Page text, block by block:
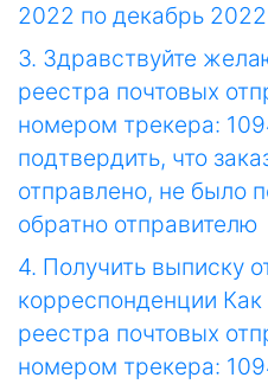
2022 по декабрь 2022
3. Здравствуйте
реестра почтовых
номером трекера:
подтвердить, что
отправлено, не было
обратно отправителю
4. Получить выписку
корреспонденции Как
реестра почтовых
номером трекера: